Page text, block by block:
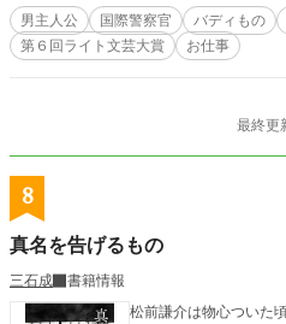
許可が出ない。 そんな
た。が、それと同時になぜか
ちの仕事じゃないよね？」 いつもはボケまくる相棒が
だか孫だかで、理由は
る。 彼女を無事に日本
人称を練習するための
ションです。実在の団
男主人公 国際警察官 バディもの
第６回ライト文芸大賞
お仕事
最終更
8
真名を告げるもの
三石成
書籍情報
松前謙介は物心ついた